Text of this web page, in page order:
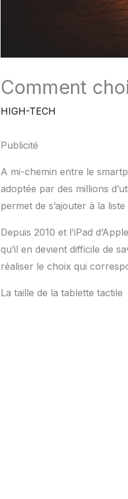
Comment
HIGH-TECH
Publicité
A mi-chemin entre le
adoptée par des millions
permet de s’ajouter à la
Depuis 2010 et l’iPad
qu’il en devient difficile de
réaliser le choix qui
La taille de la tablette tactile